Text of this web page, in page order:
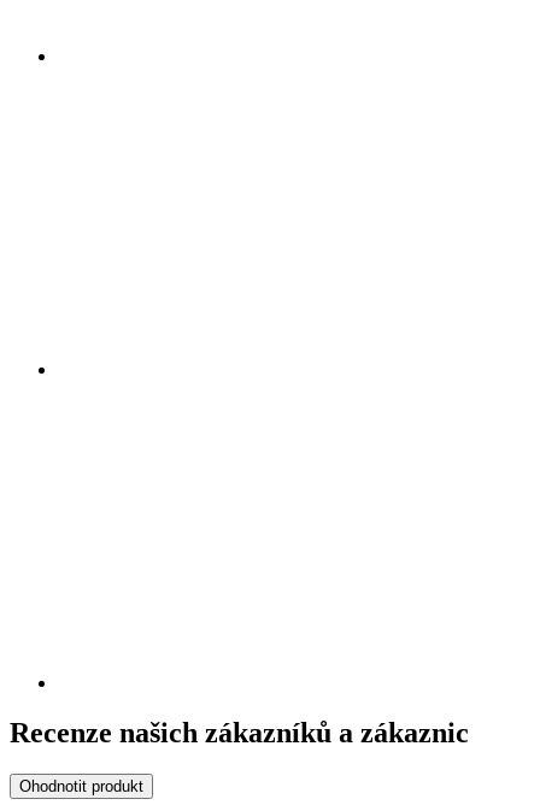
Recenze našich zákazníků a zákaznic
Ohodnotit produkt